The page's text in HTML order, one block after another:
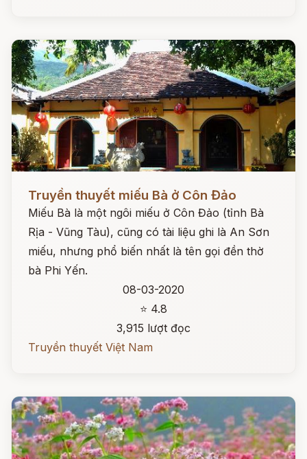
Đọc ngay
Truyền thuyết miếu Bà ở Côn Đảo
Miếu Bà là một ngôi miếu ở Côn Đảo (tỉnh Bà
Rịa - Vũng Tàu), cũng có tài liệu ghi là An Sơn
miếu, nhưng phổ biến nhất là tên gọi đền thờ
bà Phi Yến.
08-03-2020
⭐ 4.8
3,915 lượt đọc
Truyền thuyết Việt Nam